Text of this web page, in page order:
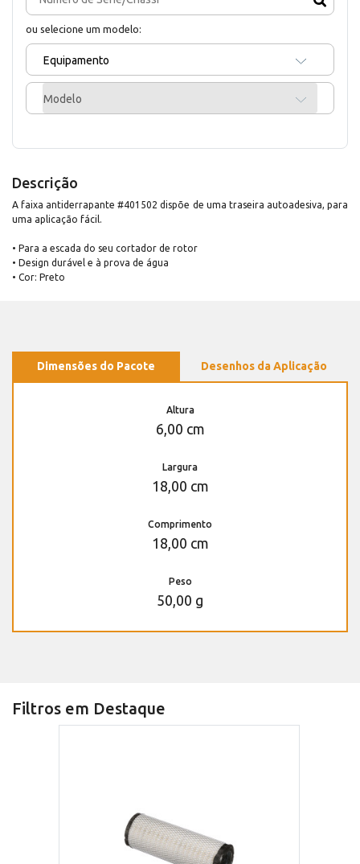
ou selecione um modelo:
Equipamento
Modelo
Descrição
A faixa antiderrapante #401502 dispõe de uma traseira autoadesiva, para
uma aplicação fácil.
• Para a escada do seu cortador de rotor
• Design durável e à prova de água
• Cor: Preto
Dimensões do Pacote Desenhos da Aplicação
Altura
6,00 cm
Largura
18,00 cm
Comprimento
18,00 cm
Peso
50,00 g
Filtros em Destaque